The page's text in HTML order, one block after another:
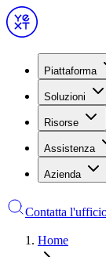
Piattaforma
Soluzioni
Risorse
Assistenza
Azienda
Contatta
Home